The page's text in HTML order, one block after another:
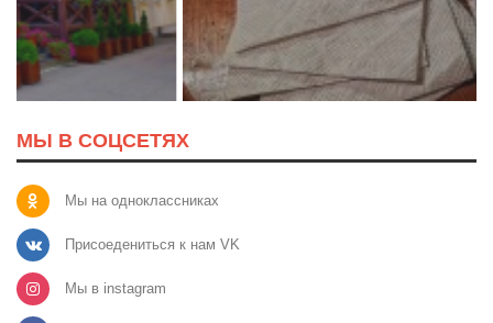
МЫ В СОЦСЕТЯХ
Мы на одноклассниках
Присоедениться к нам VK
Мы в instagram